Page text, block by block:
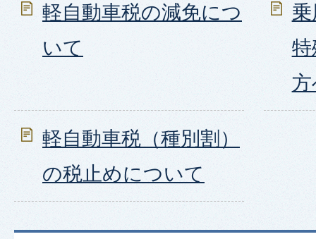
軽自動車税の減免につ
いて
軽自動車税（種別割）
の税止めについて